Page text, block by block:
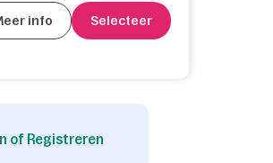
info Selecteer
of Registreren